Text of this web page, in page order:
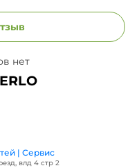
нет
| Сервис
влд 4 стр 2